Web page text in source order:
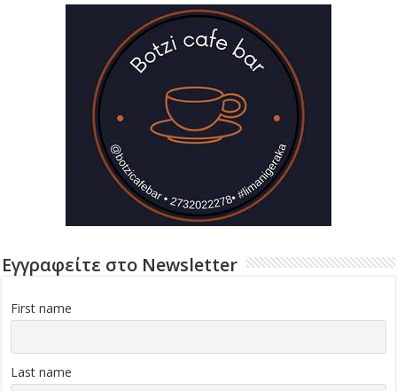
Εγγραφείτε στο Newsletter
First name
Last name